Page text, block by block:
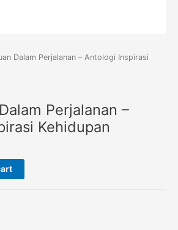
Dalam Perjalanan – Antologi Inspirasi
Perjalanan –
Kehidupan